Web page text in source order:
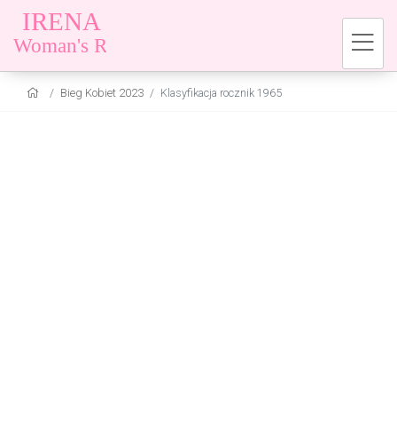
Bieg Kobiet 2023 Klasyfikacja rocznik 1965